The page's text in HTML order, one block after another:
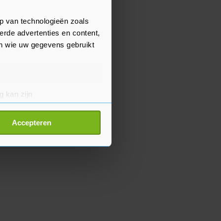
van technologieën zoals
advertenties en content,
wie uw gegevens gebruikt
kan zijn
detailgedeelte
Accepteren